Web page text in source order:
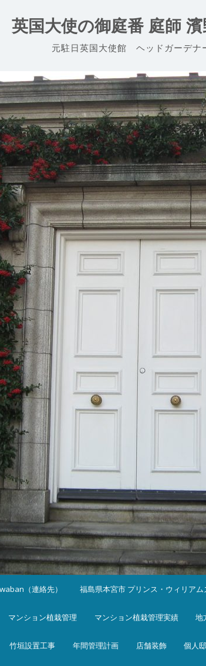
英国大使の御庭番 庭師
元駐日英国大使館 ヘッドガーデナ
（連絡先） 福島県本宮市 プリンス・ウィリアム
マンション植栽管理 マンション植栽管理実績 地
竹垣設置工事 年間管理計画 店舗装飾 個人